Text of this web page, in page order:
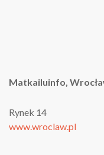
Matkailuinfo,
Rynek 14
www.wroclaw.pl